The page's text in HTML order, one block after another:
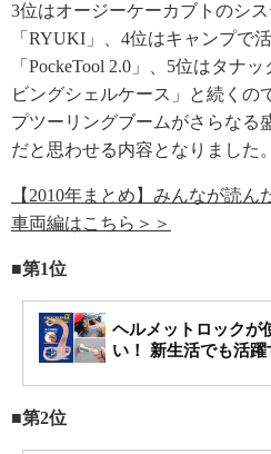
3位はオージーケーカブトのシ
「RYUKI」、4位はキャンプで
「PockeTool 2.0」、5位はタナ
ビングシェルケース」と続くの
プツーリングブームがさらなる
だと思わせる内容となりました。
【2010年まとめ】みんなが読ん
車両編はこちら＞＞
■第1位
ヘルメットロックが
い！ 新生活でも活
■第2位